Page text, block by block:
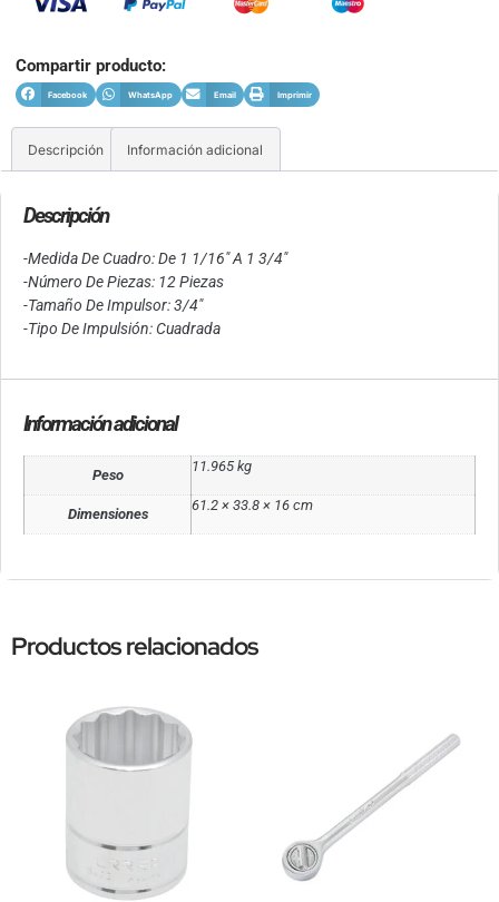
Compartir producto:
Facebook WhatsApp Email Imprimir
Descripción Información adicional
Descripción
-Medida De Cuadro: De 1 1/16″ A 1 3/4″
-Número De Piezas: 12 Piezas
-Tamaño De Impulsor: 3/4″
-Tipo De Impulsión: Cuadrada
Información adicional
Peso
11.965 kg
Dimensiones
61.2 × 33.8 × 16 cm
Productos relacionados